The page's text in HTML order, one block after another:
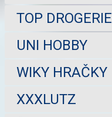
TOP DROGERIE
UNI HOBBY
WIKY HRAČKY
XXXLUTZ